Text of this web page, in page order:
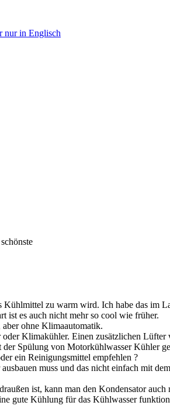
in Englisch
zu warm wird. Ich habe das im
ist es auch nicht mehr so cool wie früher.
ohne Klimaautomatik.
Klimakühler. Einen zusätzlichen
Spülung von Motorkühlwasser Kühler
ein Reinigungsmittel empfehlen ?
muss und das nicht einfach mit
ist, kann man den Kondensator auch
gute Kühlung für das Kühlwasser